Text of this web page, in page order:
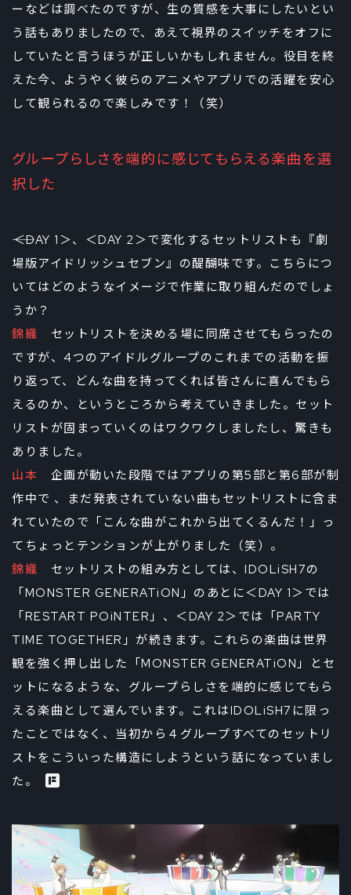
ーなどは調べたのですが、生の質感を大事にしたいとい
う話もありましたので、あえて視界のスイッチをオフに
していたと言うほうが正しいかもしれません。役目を終
えた今、ようやく彼らのアニメやアプリでの活躍を安心
して観られるので楽しみです！（笑）
グループらしさを端的に感じてもらえる楽曲を選
択した
――＜DAY 1＞、＜DAY 2＞で変化するセットリストも『劇
場版アイドリッシュセブン』の醍醐味です。こちらにつ
いてはどのようなイメージで作業に取り組んだのでしょ
うか？
錦織 セットリストを決める場に同席させてもらったの
ですが、4つのアイドルグループのこれまでの活動を振
り返って、どんな曲を持ってくれば皆さんに喜んでもら
えるのか、というところから考えていきました。セット
リストが固まっていくのはワクワクしましたし、驚きも
ありました。
山本 企画が動いた段階ではアプリの第5部と第6部が制
作中で 、まだ発表されていない曲もセットリストに含ま
れていたので「こんな曲がこれから出てくるんだ！」っ
てちょっとテンションが上がりました（笑）。
錦織 セットリストの組み方としては、IDOLiSH7の
「MONSTER GENERATiON」のあとに＜DAY 1＞では
「RESTART POiNTER」、＜DAY 2＞では「PARTY
TIME TOGETHER」が続きます。これらの楽曲は世界
観を強く押し出した「MONSTER GENERATiON」とセ
ットになるような、グループらしさを端的に感じてもら
える楽曲として選んでいます。これはIDOLiSH7に限っ
たことではなく、当初から４グループすべてのセットリ
ストをこういった構造にしようという話になっていまし
た。